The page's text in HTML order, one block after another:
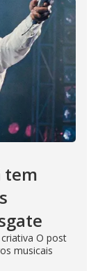
tem
O post
musicais